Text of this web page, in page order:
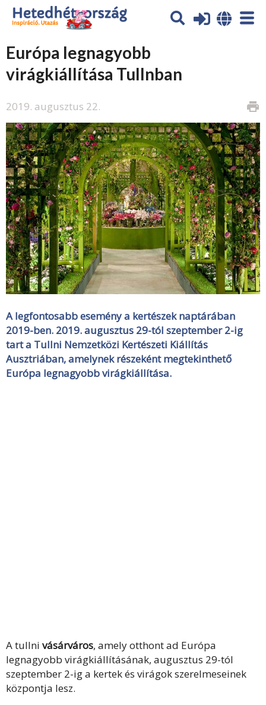
Európa legnagyobb
virágkiállítása Tullnban
2019. augusztus 22. print
A legfontosabb esemény a kertészek naptárában
2019-ben. 2019. augusztus 29-tól szeptember 2-ig
tart a Tullni Nemzetközi Kertészeti Kiállítás
Ausztriában, amelynek részeként megtekinthető
Európa legnagyobb virágkiállítása.
Atullni vásárváros, amely otthont ad Európa
legnagyobb virágkiállításának, augusztus 29-tól
szeptember 2-ig a kertek és virágok szerelmeseinek
központja lesz.